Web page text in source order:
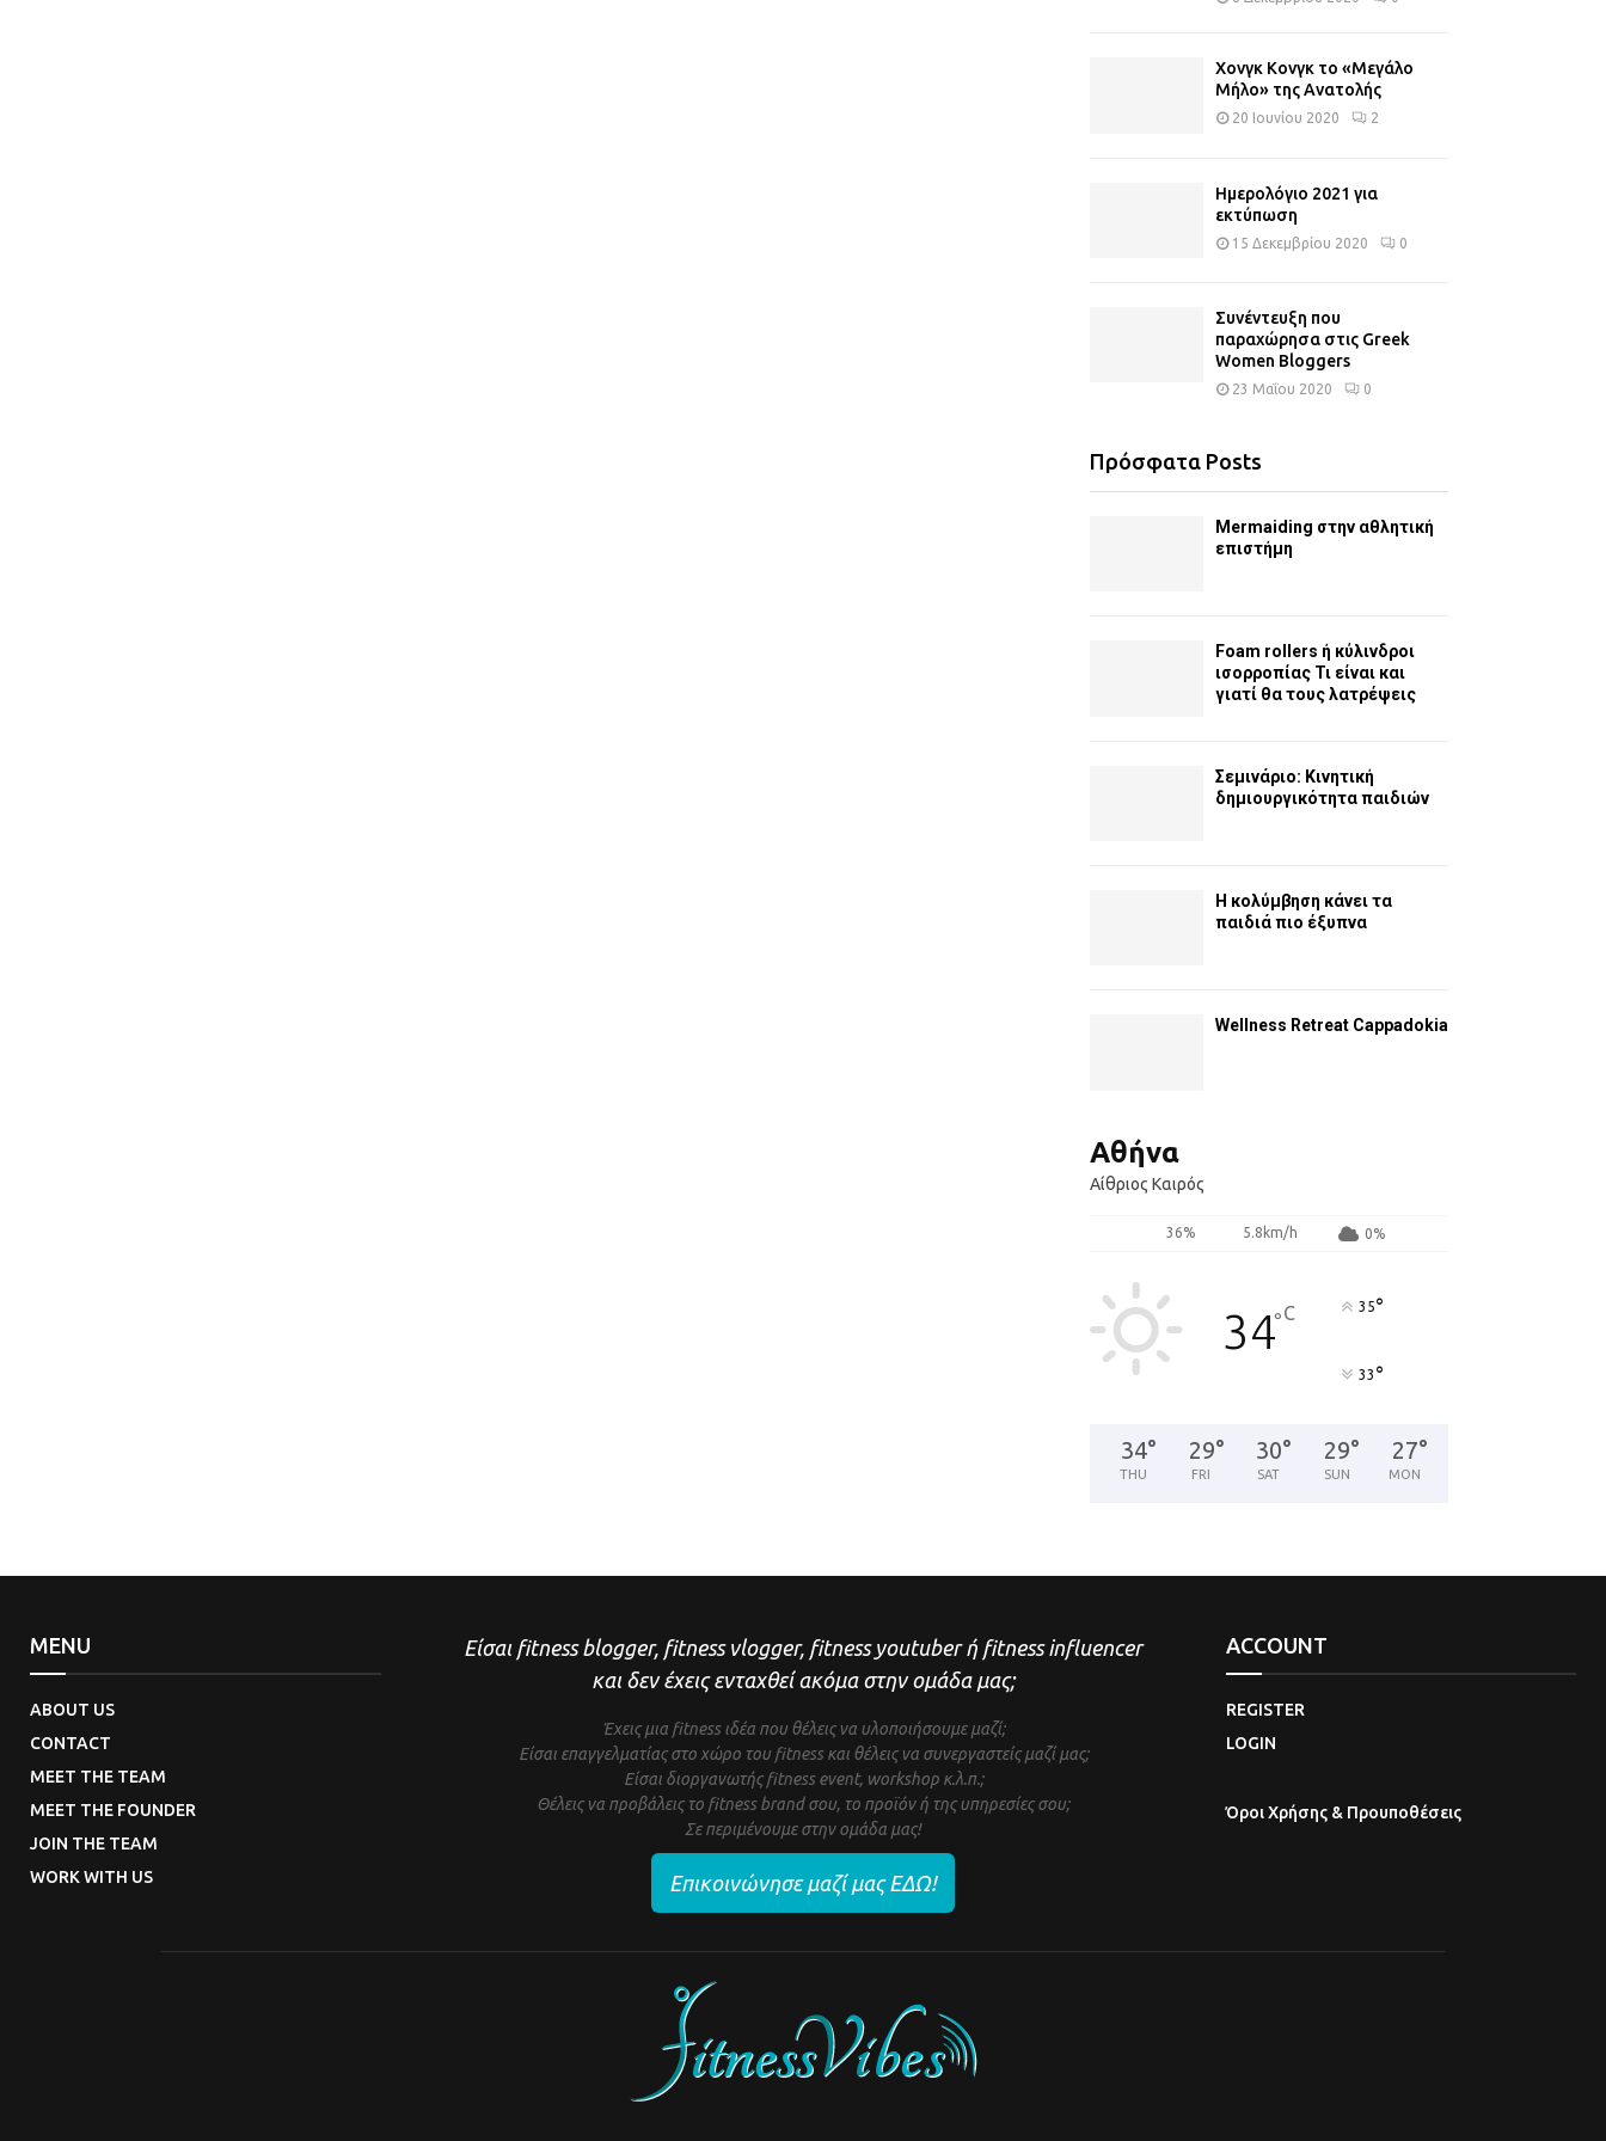
Χονγκ Κονγκ το «Μεγάλο
Μήλο» της Ανατολής
20 Ιουνίου 2020 2
Ημερολόγιο 2021 για
εκτύπωση
15 Δεκεμβρίου 2020 0
Συνέντευξη που
παραχώρησα στις Greek
Women Bloggers
23 Μαΐου 2020 0
Πρόσφατα Posts
Mermaiding στην αθλητική
επιστήμη
Foam rollers ή κύλινδροι
ισορροπίας Τι είναι και
γιατί θα τους λατρέψεις
Σεμινάριο: Κινητική
δημιουργικότητα παιδιών
Η κολύμβηση κάνει τα
παιδιά πιο έξυπνα
Wellness Retreat Cappadokia
Αθήνα
Αίθριος Καιρός
36% 5.8km/h 0%
34°C 35°
33 °
34°
THU
29°
FRI
30°
SAT
29°
SUN
27°
MON
MENU
ABOUT US
CONTACT
MEET THE TEAM
MEET THE FOUNDER
JOIN THE TEAM
WORK WITH US
Είσαι fitness blogger, fitness vlogger, fitness youtuber ή fitness influencer
και δεν έχεις ενταχθεί ακόμα στην ομάδα μας;
Έχεις μια fitness ιδέα που θέλεις να υλοποιήσουμε μαζί;
Είσαι επαγγελματίας στο χώρο του fitness και θέλεις να συνεργαστείς μαζί μας;
Είσαι διοργανωτής fitness event, workshop κ.λ.π.;
Θέλεις να προβάλεις το fitness brand σου, το προϊόν ή της υπηρεσίες σου;
Σε περιμένουμε στην ομάδα μας!
Επικοινώνησε μαζί μας ΕΔΩ!
ACCOUNT
REGISTER
LOGIN
Όροι Χρήσης & Προυποθέσεις